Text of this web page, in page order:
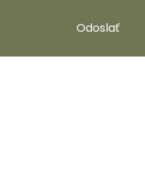
Odoslať